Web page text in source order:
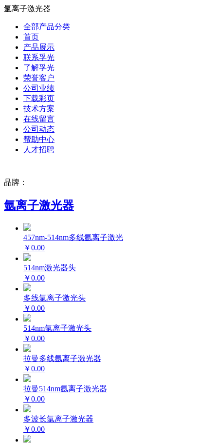
氩离子激光器
全部产品分类
首页
产品展示
联系孚光
了解孚光
荣誉客户
公司业绩
下载彩页
技术方案
在线留言
公司动态
帮助中心
人才招聘
品牌：
氩离子激光器
457nm-514nm多线氩离子激光
￥0.00
514nm激光器头
￥0.00
多线氩离子激光头
￥0.00
514nm氩离子激光头
￥0.00
拉曼多线氩离子激光器
￥0.00
拉曼514nm氩离子激光器
￥0.00
多波长氩离子激光器
￥0.00